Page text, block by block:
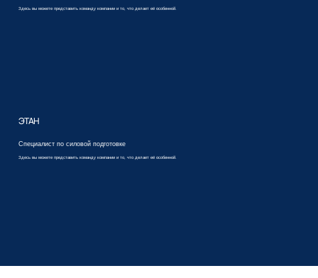
Здесь вы можете представить команду компании и то, что делает её особенной.
ЭТАН
Специалист по силовой подготовке
Здесь вы можете представить команду компании и то, что делает её особенной.